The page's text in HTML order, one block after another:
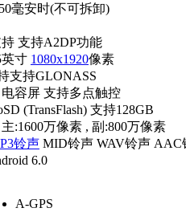
毫安时(不可拆卸)
支持A2DP功能
英寸 1080x1920像素
支持GLONASS
容屏 支持多点触控
(TransFlash) 支持128GB
主:1600万像素 , 副:800万像素
铃声 MID铃声 WAV铃声
6.0
A-GPS